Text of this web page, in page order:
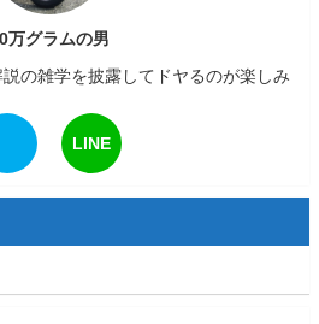
万グラムの男
の雑学を披露してドヤるのが楽しみ
LINE